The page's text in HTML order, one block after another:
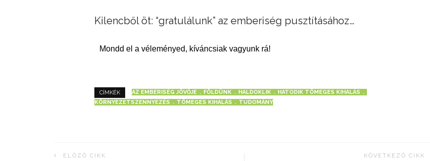
Kilencből öt: “gratulálunk” az emberiség pusztításához…
Mondd el a véleményed, kíváncsiak vagyunk rá!
CÍMKÉK AZ EMBERISÉG JÖVŐJE FÖLDÜNK HALDOKLIK
HATODIK TÖMEGES KIHALÁS
KÖRNYEZETSZENNYEZÉS
TÖMEGES KIHALÁS TUDOMÁNY
ELŐZŐ CIKK KÖVETKEZŐ CIKK